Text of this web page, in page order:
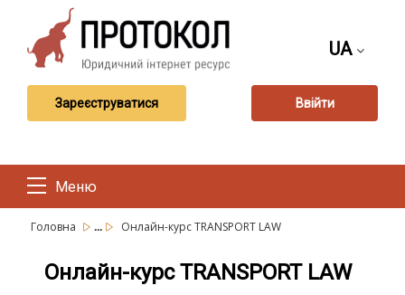
UA
Зареєструватися Ввійти
Меню
Головна ... Онлайн-курс TRANSPORT LAW
Онлайн-курс TRANSPORT LAW